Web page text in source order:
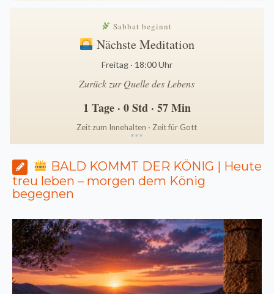
Sabbat beginnt
Nächste Meditation
Freitag · 18:00 Uhr
Zurück zur Quelle des Lebens
1 Tage · 0 Std · 57 Min
Zeit zum Innehalten · Zeit für Gott
***
BALD KOMMT DER KÖNIG | Heute
treu leben – morgen dem König
begegnen